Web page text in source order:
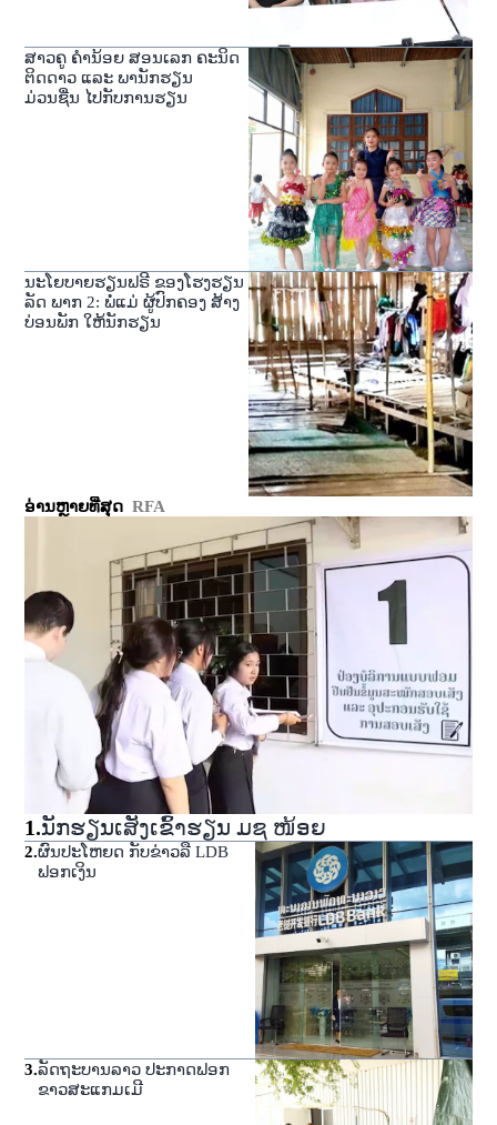
ສາວຄູ ຄຳນ້ອຍ ສອນເລກ ຄະນິດ
ຕິດດາວ ແລະ ພານັກຮຽນ
ມ່ວນຊື່ນ ໄປກັບການຮຽນ
ນະໂຍບາຍຮຽນຟຣີ ຂອງໂຮງຮຽນ
ລັດ ພາກ 2: ພໍ່ແມ່ ຜູ້ປົກຄອງ ສ້າງ
ບ່ອນພັກ ໃຫ້ນັກຮຽນ
ອ່ານຫຼາຍທີ່ສຸດ RFA
1.ນັກຮຽນເສັງເຂົ້າຮຽນ ມຊ ໜ້ອຍ
2.ຜົນປະໂຫຍດ ກັບຂ່າວລື LDB
ຟອກເງິນ
3.ລັດຖະບານລາວ ປະກາດຟອກ
ຂາວສະແກມເມີ